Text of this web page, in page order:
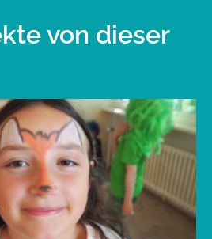
von dieser